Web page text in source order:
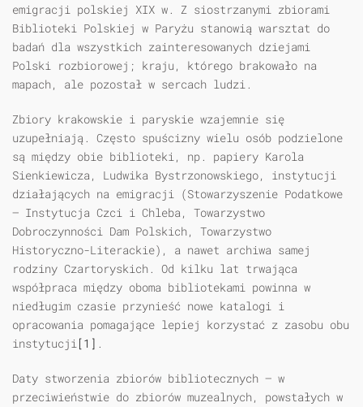
emigracji polskiej XIX w. Z siostrzanymi zbiorami
Biblioteki Polskiej w Paryżu stanowią warsztat do
badań dla wszystkich zainteresowanych dziejami
Polski rozbiorowej; kraju, którego brakowało na
mapach, ale pozostał w sercach ludzi.
Zbiory krakowskie i paryskie wzajemnie się
uzupełniają. Często spuścizny wielu osób podzielone
są między obie biblioteki, np. papiery Karola
Sienkiewicza, Ludwika Bystrzonowskiego, instytucji
działających na emigracji (Stowarzyszenie Podatkowe
— Instytucja Czci i Chleba, Towarzystwo
Dobroczynności Dam Polskich, Towarzystwo
Historyczno-Literackie), a nawet archiwa samej
rodziny Czartoryskich. Od kilku lat trwająca
współpraca między oboma bibliotekami powinna w
niedługim czasie przynieść nowe katalogi i
opracowania pomagające lepiej korzystać z zasobu obu
instytucji[1] .
Daty stworzenia zbiorów bibliotecznych — w
przeciwieństwie do zbiorów muzealnych, powstałych w